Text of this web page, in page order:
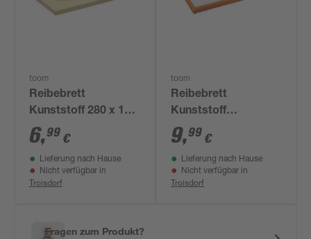
toom
Reibebrett
Kunststoff 280 x 140
mm
6,99 €
Lieferung nach Hause
Nicht verfügbar in
Troisdorf
toom
Reibebrett
Kunststoff
Schwammgummi-
Belag 280 x 140 mm
9,99 €
Lieferung nach Hause
Nicht verfügbar in
Troisdorf
Fragen zum Produkt?